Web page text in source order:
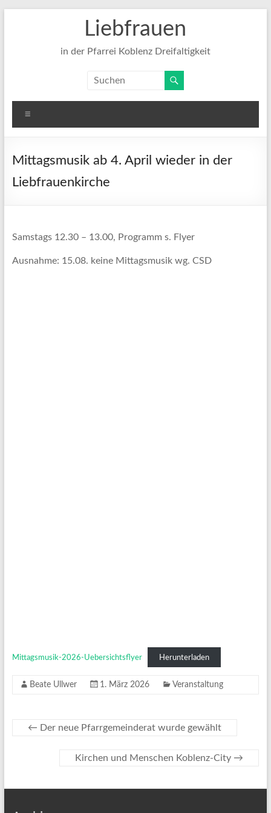
Liebfrauen
in der Pfarrei Koblenz Dreifaltigkeit
Mittagsmusik ab 4. April wieder in der
Liebfrauenkirche
Samstags 12.30 – 13.00, Programm s. Flyer
Ausnahme: 15.08. keine Mittagsmusik wg. CSD
Mittagsmusik-2026-Uebersichtsflyer Herunterladen
Beate Ullwer 1. März 2026 Veranstaltung
← Der neue Pfarrgemeinderat wurde gewählt
Kirchen und Menschen Koblenz-City →